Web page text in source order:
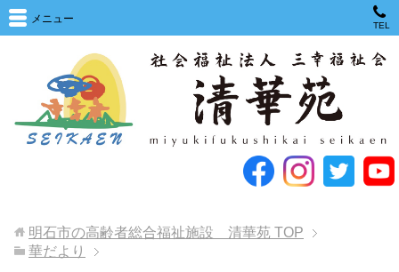
メニュー
TEL
明石市の高齢者総合福祉施設 清華苑 TOP
華だより